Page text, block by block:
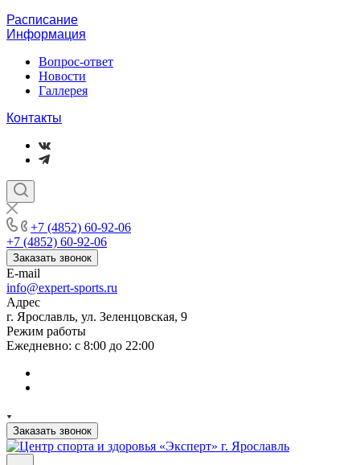
Расписание
Информация
Вопрос-ответ
Новости
Галлерея
Контакты
+7 (4852) 60-92-06
+7 (4852) 60-92-06
Заказать звонок
E-mail
info@expert-sports.ru
Адрес
г. Ярославль, ул. Зеленцовская, 9
Режим работы
Ежедневно: с 8:00 до 22:00
Заказать звонок